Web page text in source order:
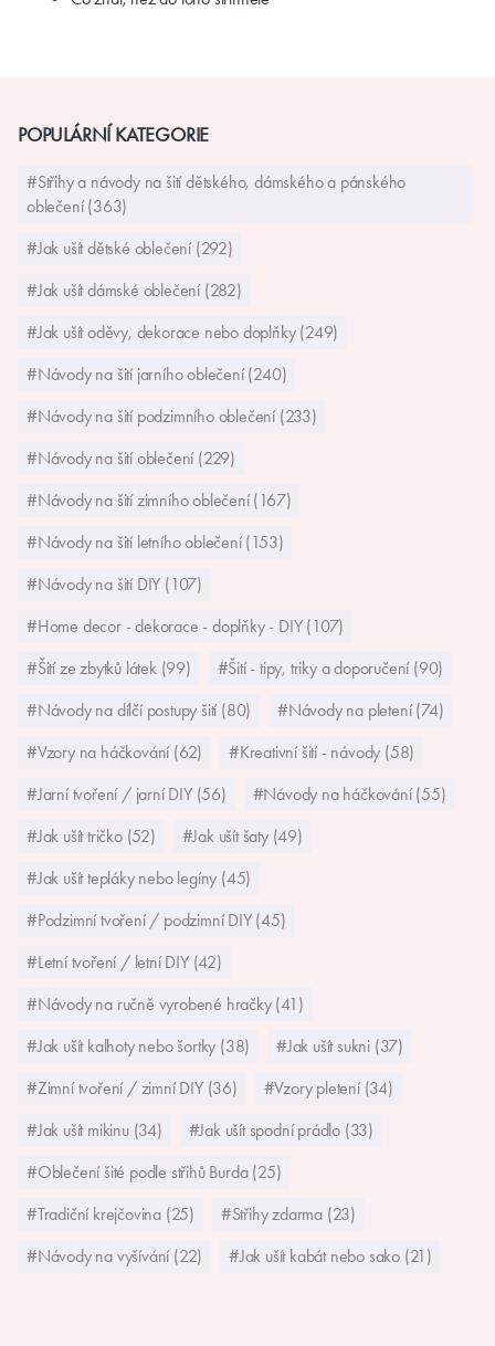
POPULÁRNÍ KATEGORIE
#Střihy a návody na šití dětského, dámského a pánského
oblečení (363)
#Jak ušít dětské oblečení (292)
#Jak ušít dámské oblečení (282)
#Jak ušít oděvy, dekorace nebo doplňky (249)
#Návody na šití jarního oblečení (240)
#Návody na šití podzimního oblečení (233)
#Návody na šití oblečení (229)
#Návody na šití zimního oblečení (167)
#Návody na šití letního oblečení (153)
#Návody na šití DIY (107)
#Home decor - dekorace - doplňky - DIY (107)
#Šití ze zbytků látek (99)
#Šití - tipy, triky a doporučení (90)
#Návody na dílčí postupy šití (80)
#Návody na pletení (74)
#Vzory na háčkování (62)
#Kreativní šití - návody (58)
#Jarní tvoření / jarní DIY (56)
#Návody na háčkování (55)
#Jak ušít tričko (52)
#Jak ušít šaty (49)
#Jak ušít tepláky nebo legíny (45)
#Podzimní tvoření / podzimní DIY (45)
#Letní tvoření / letní DIY (42)
#Návody na ručně vyrobené hračky (41)
#Jak ušít kalhoty nebo šortky (38)
#Jak ušít sukni (37)
#Zimní tvoření / zimní DIY (36)
#Vzory pletení (34)
#Jak ušít mikinu (34)
#Jak ušít spodní prádlo (33)
#Oblečení šité podle střihů Burda (25)
#Tradiční krejčovina (25)
#Střihy zdarma (23)
#Návody na vyšívání (22)
#Jak ušít kabát nebo sako (21)